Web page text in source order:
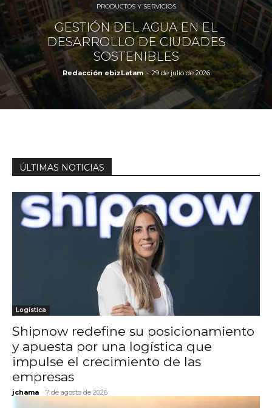
PRODUCTOS Y SERVICIOS
GESTIÓN DEL AGUA EN EL
DESARROLLO DE CIUDADES
SOSTENIBLES
Redacción ebizLatam - 29 de julio de 2026
ÚLTIMAS NOTICIAS
Logística
Shipnow redefine su posicionamiento
y apuesta por una logística que
impulse el crecimiento de las
empresas
jchama - 7 de agosto de 2026